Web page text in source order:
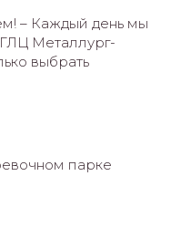
– Каждый день мы
Металлург-
выбрать
парке